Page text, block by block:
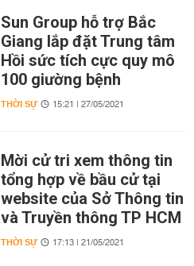
Sun Group hỗ trợ Bắc
Giang lắp đặt Trung tâm
Hồi sức tích cực quy mô
100 giường bệnh
THỜI SỰ 15:21 | 27/05/2021
Mời cử tri xem thông tin
tổng hợp về bầu cử tại
website của Sở Thông tin
và Truyền thông TP HCM
THỜI SỰ 17:13 | 21/05/2021